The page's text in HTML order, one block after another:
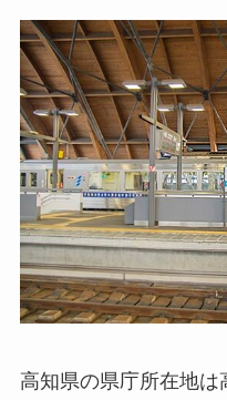
高知県の県庁所在地は